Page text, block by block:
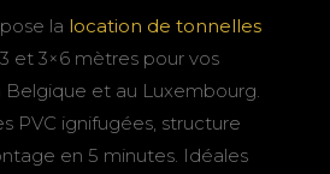
la location de tonnelles
et 3×6 mètres pour vos
et au Luxembourg.
PVC ignifugées, structure
en 5 minutes. Idéales